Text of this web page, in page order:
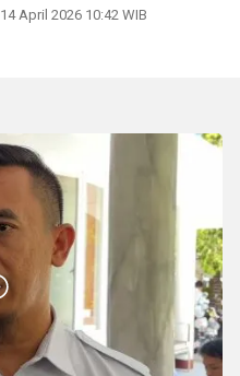
14 April 2026 10:42 WIB